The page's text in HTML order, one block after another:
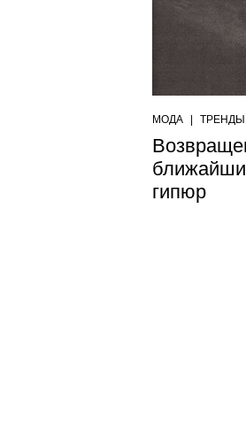
МОДА ТРЕНДЫ
гипюр